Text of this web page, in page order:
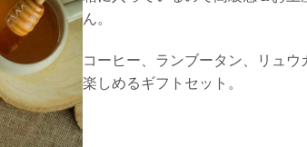
ん。
コーヒー、ランブータン、リュ
楽しめるギフトセット。